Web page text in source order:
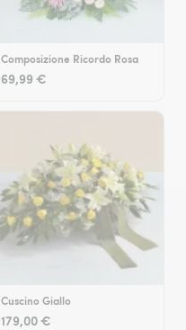
Composizione Ricordo Rosa
69,99 €
Cuscino Giallo
179,00 €